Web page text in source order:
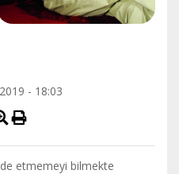
- 18:03
etmemeyi bilmekte